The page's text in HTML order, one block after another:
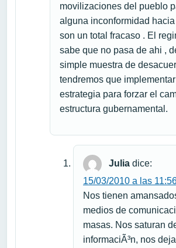
movilizaciones del pueblo
alguna inconformidad
son un total fracaso . El
sabe que no pasa de ahi ,
simple muestra de
tendremos que
estrategia para forzar el
estructura gubernamental.
Julia dice:
15/03/2010 a las
Nos tienen
medios de
masas. Nos saturan
informaciÃ³n, nos